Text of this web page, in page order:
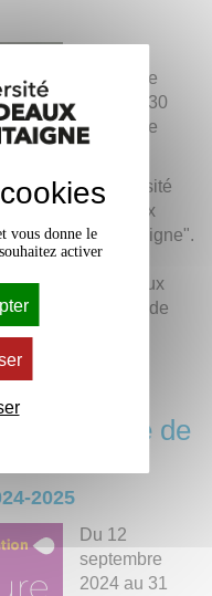
novembre
2024 au 30
novembre
2024
L’Université
Bordeaux
jardin avec Montaigne".
conférences,
dans divers lieux
de la recherche de
et tous. Sur
culturelle de
2025
Du 12
septembre
2024 au 31
vous donne le
activer